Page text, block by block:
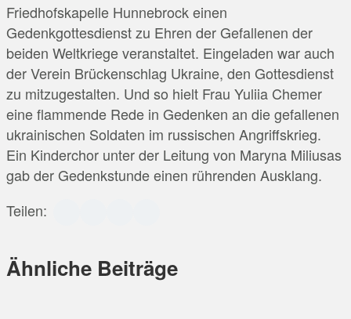
Friedhofskapelle Hunnebrock einen
Gedenkgottesdienst zu Ehren der Gefallenen der
beiden Weltkriege veranstaltet. Eingeladen war auch
der Verein Brückenschlag Ukraine, den Gottesdienst
zu mitzugestalten. Und so hielt Frau Yuliia Chemer
eine flammende Rede in Gedenken an die gefallenen
ukrainischen Soldaten im russischen Angriffskrieg.
Ein Kinderchor unter der Leitung von Maryna Miliusas
gab der Gedenkstunde einen rührenden Ausklang.
Teilen:
Ähnliche Beiträge